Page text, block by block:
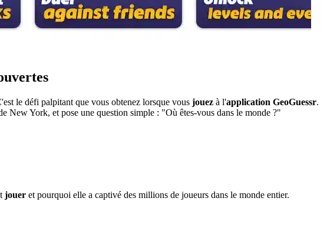
le défi palpitant que vous obtenez lorsque vous jouez à l'application GeoGuessr.
New York, et pose une question simple : "Où êtes-vous dans le monde ?"
jouer et pourquoi elle a captivé des millions de joueurs dans le monde entier.